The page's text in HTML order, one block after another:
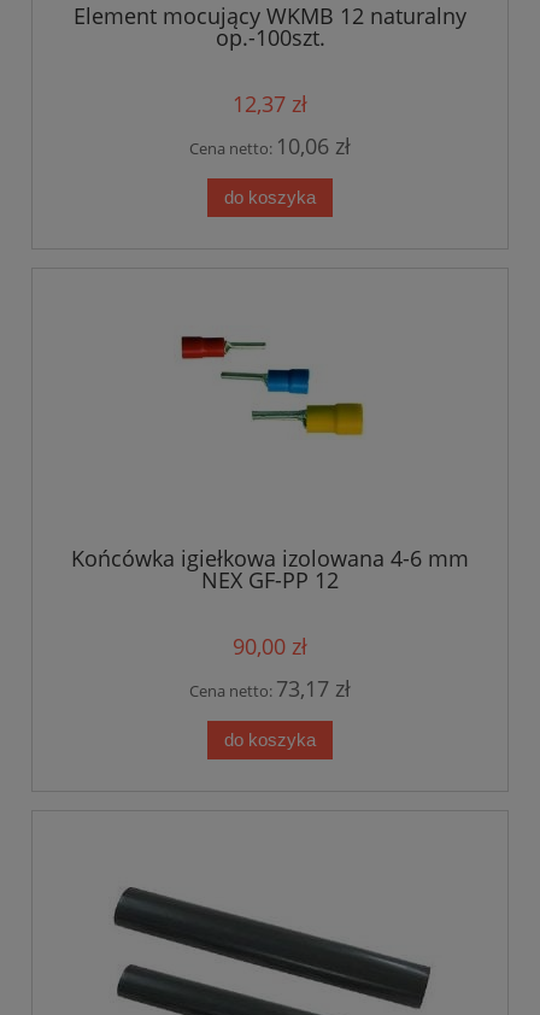
Element mocujący WKMB 12 naturalny
op.-100szt.
12,37 zł
Cena netto: 10,06 zł
do koszyka
Końcówka igiełkowa izolowana 4-6 mm
NEX GF-PP 12
90,00 zł
Cena netto: 73,17 zł
do koszyka